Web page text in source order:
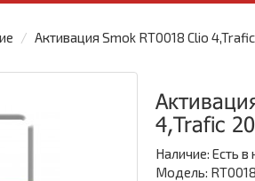
Активация Smok RT0018 Clio
4,Trafic
Наличие: Есть в
Модель: RT0018